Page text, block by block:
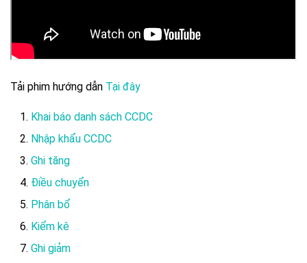
Tải phim hướng dẫn Tại đây
Khai báo danh sách CCDC
Nhập khẩu CCDC
Ghi tăng
Điều chuyển
Phân bổ
Kiểm kê
Ghi giảm